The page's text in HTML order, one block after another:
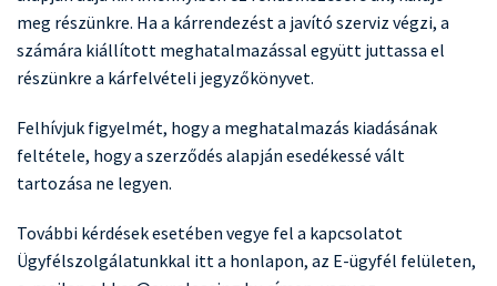
meg részünkre. Ha a kárrendezést a javító szerviz végzi, a
számára kiállított meghatalmazással együtt juttassa el
részünkre a kárfelvételi jegyzőkönyvet.
Felhívjuk figyelmét, hogy a meghatalmazás kiadásának
feltétele, hogy a szerződés alapján esedékessé vált
tartozása ne legyen.
További kérdések esetében vegye fel a kapcsolatot
Ügyfélszolgálatunkkal itt a honlapon, az E-ügyfél felületen,